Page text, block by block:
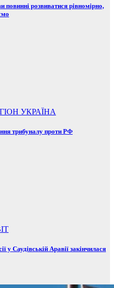
розвиватися рівномірно,
УКРАЇНА
трибуналу проти РФ
у Саудівській Аравії закінчилася